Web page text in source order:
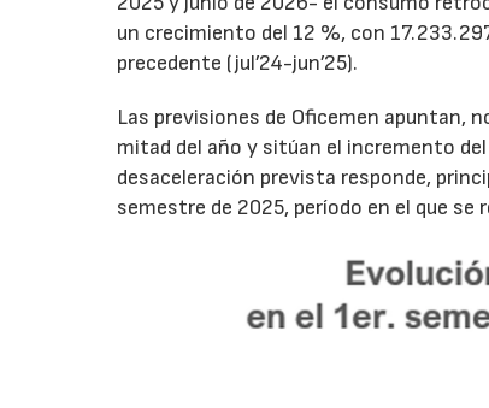
un crecimiento del 12 %, con
precedente (jul’24-jun’25).
Las previsiones de Oficemen apuntan,
mitad del año y sitúan el incremento
desaceleración prevista responde,
semestre de 2025, período en el que